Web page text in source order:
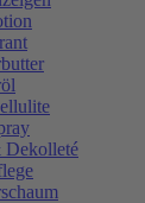
Dekolleté